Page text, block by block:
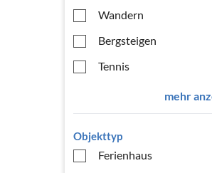
Wandern
Bergsteigen
Tennis
mehr
Objekttyp
Ferienhaus